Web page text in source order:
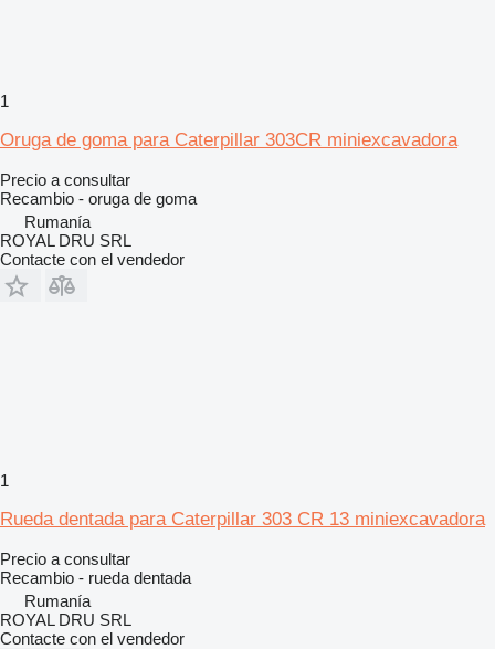
1
Oruga de goma para Caterpillar 303CR miniexcavadora
Precio a consultar
Recambio - oruga de goma
Rumanía
ROYAL DRU SRL
Contacte con el vendedor
1
Rueda dentada para Caterpillar 303 CR 13 miniexcavadora
Precio a consultar
Recambio - rueda dentada
Rumanía
ROYAL DRU SRL
Contacte con el vendedor